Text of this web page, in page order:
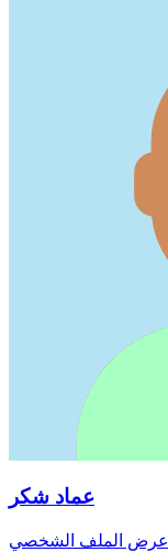
عماد شكر
عرض الملف الشخصي